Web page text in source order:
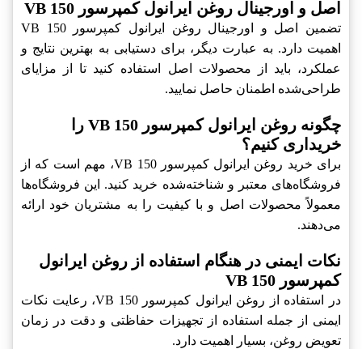
اصل و اورجینال روغن ایرانول کمپرسور VB 150
تضمین اصل و اورجینال روغن ایرانول کمپرسور VB 150
اهمیت دارد. به عبارت دیگر، برای دستیابی به بهترین نتایج و
عملکرد، باید از محصولات اصل استفاده کنید تا از مزایای
طراحی‌شده اطمنان حاصل نمایید.
چگونه روغن ایرانول کمپرسور VB 150 را
خریداری کنیم؟
برای خرید روغن ایرانول کمپرسور VB 150، مهم است که از
فروشگاه‌های معتبر و شناخته‌شده خرید کنید. این فروشگاه‌ها
معمولاً محصولات اصل و با کیفیت را به مشتریان خود ارائه
می‌دهند.
نکات ایمنی در هنگام استفاده از روغن ایرانول
کمپرسور VB 150
در استفاده از روغن ایرانول کمپرسور VB 150، رعایت نکات
ایمنی از جمله استفاده از تجهیزات حفاظتی و دقت در زمان
تعویض روغن، بسیار اهمیت دارد.